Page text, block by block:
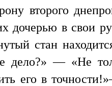
второго
дочерью в свои
стан
дело?» — «Не
его в